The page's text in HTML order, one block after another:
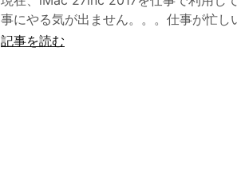
事にやる気が出ません。。。仕事が忙し
記事を読む